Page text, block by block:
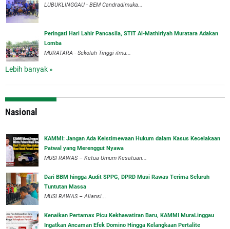
LUBUKLINGGAU - BEM Candradimuka...
Peringati Hari Lahir Pancasila, STIT Al-Mathiriyah Muratara Adakan
Lomba
MURATARA - Sekolah Tinggi ilmu...
Lebih banyak »
Nasional
‎KAMMI: Jangan Ada Keistimewaan Hukum dalam Kasus Kecelakaan
Patwal yang Merenggut Nyawa
‎MUSI RAWAS – Ketua Umum Kesatuan...
Dari BBM hingga Audit SPPG, DPRD Musi Rawas Terima Seluruh
Tuntutan Massa
MUSI RAWAS – Aliansi...
‎Kenaikan Pertamax Picu Kekhawatiran Baru, KAMMI MuraLinggau
Ingatkan Ancaman Efek Domino Hingga Kelangkaan Pertalite